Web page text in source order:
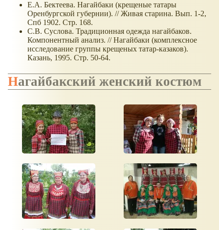
Е.А. Бектеева. Нагайбаки (крещеные татары
Оренбургской губернии). // Живая старина. Вып. 1-2,
Спб 1902. Стр. 168.
С.В. Суслова. Традиционная одежда нагайбаков.
Компонентный анализ. // Нагайбаки (комплексное
исследование группы крещеных татар-казаков).
Казань, 1995. Стр. 50-64.
Нагайбакский женский костюм